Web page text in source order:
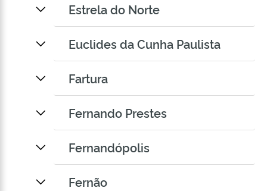
Estrela do Norte
Euclides da Cunha Paulista
Fartura
Fernando Prestes
Fernandópolis
Fernão